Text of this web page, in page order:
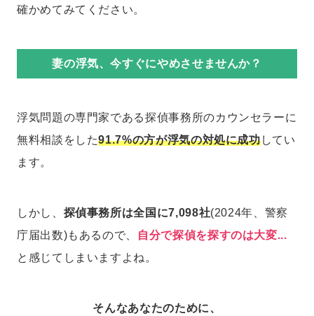
確かめてみてください。
妻の浮気、今すぐにやめさせませんか？
浮気問題の専門家である探偵事務所のカウンセラーに
無料相談をした91.7%の方が浮気の対処に成功してい
ます。
しかし、 探偵事務所は全国に7,098社(2024年、警察
庁届出数)もあるので、
自分で探偵を探すのは大変...
と感じてしまいますよね。
そんなあなたのために、